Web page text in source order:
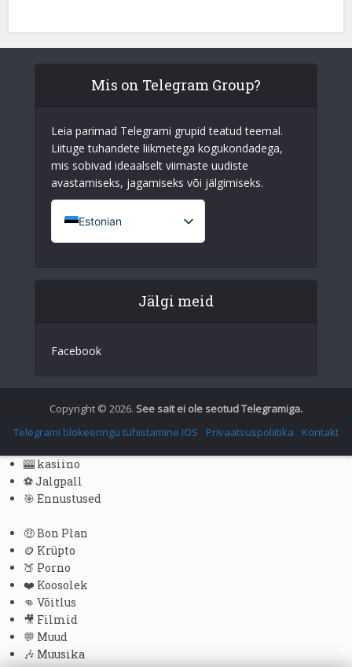
Mis on Telegram Group?
Leia parimad Telegrami grupid teatud teemal.
Liituge tuhandete liikmetega kogukondadega,
mis sobivad ideaalselt viimaste uudiste
avastamiseks, jagamiseks või jälgimiseks.
Estonian
French (France)
Spanish
Greek
Chinese
Japanese
Russian
Czech
Portuguese (Brazil)
Danish
Romanian
Jälgi meid
Facebook
Copyright © 2026. See sait ei ole seotud Telegramiga.
Telegrami blokeeringu tühistamine IOS
Privaatsuspoliitika Kontakt
🎰 kasiino
⚽ Jalgpall
🎯 Ennustused
🤑 Bon Plan
🪙 Krüpto
🍑 Porno
❤️ Koosolek
👊 Võitlus
🎥 Filmid
💬 Muud
🎶 Muusika